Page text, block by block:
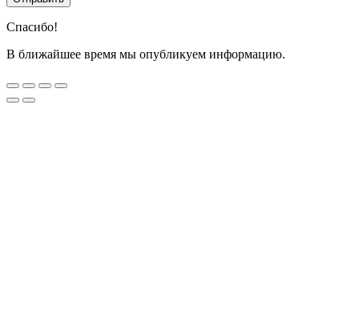
Спасибо!
В ближайшее время мы опубликуем информацию.